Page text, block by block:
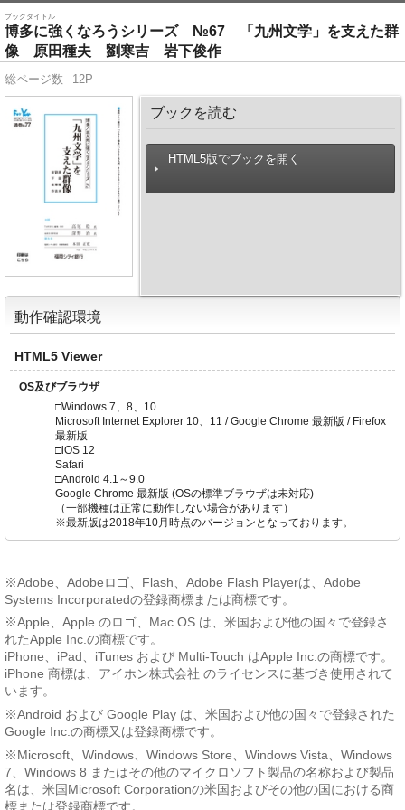
ブックタイトル
博多に強くなろうシリーズ №67 「九州文学」を支えた群
像 原田種夫 劉寒吉 岩下俊作
総ページ数 12P
ブックを読む
HTML5版でブックを開く
動作確認環境
HTML5 Viewer
OS及びブラウザ
□Windows 7、8、10
Microsoft Internet Explorer 10、11 / Google Chrome 最新版 / Firefox
最新版
□iOS 12
Safari
□Android 4.1～9.0
Google Chrome 最新版 (OSの標準ブラウザは未対応)
（一部機種は正常に動作しない場合があります）
※最新版は2018年10月時点のバージョンとなっております。
※Adobe、Adobeロゴ、Flash、Adobe Flash Playerは、Adobe
Systems Incorporatedの登録商標または商標です。
※Apple、Apple のロゴ、Mac OS は、米国および他の国々で登録さ
れたApple Inc.の商標です。
iPhone、iPad、iTunes および Multi-Touch はApple Inc.の商標です。
iPhone 商標は、アイホン株式会社 のライセンスに基づき使用されて
います。
※Android および Google Play は、米国および他の国々で登録された
Google Inc.の商標又は登録商標です。
※Microsoft、Windows、Windows Store、Windows Vista、Windows
7、Windows 8 またはその他のマイクロソフト製品の名称および製品
名は、米国Microsoft Corporationの米国およびその他の国における商
標または登録商標です。